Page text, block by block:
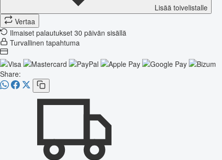
Lisää toivelistalle
Vertaa
Ilmaiset palautukset 30 päivän sisällä
Turvallinen tapahtuma
Share: